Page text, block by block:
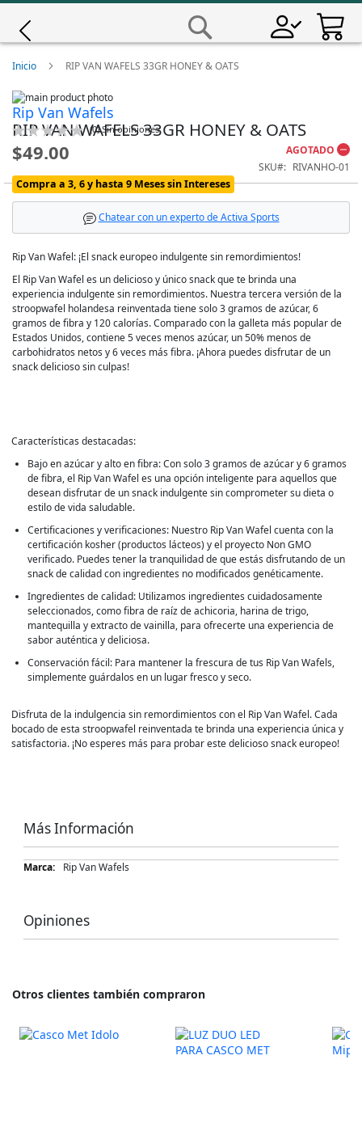
Saltar
Contenido
Inicio RIP VAN WAFELS 33GR HONEY & OATS
Skip
to
the
end
of
images
gallery
Skip
to
the
beginning
the
images
Rip Van Wafels
RIP VAN WAFELS 33GR HONEY & OATS
Calificación:
(0)Sin opiniones
$49.00
AGOTADO
SKU
RIVANHO-01
Compra a 3, 6 y hasta 9 Meses sin Intereses
Chatear con un experto de Activa Sports
Rip Van Wafel: ¡El snack europeo indulgente sin remordimientos!
El Rip Van Wafel es un delicioso y único snack que te brinda una
experiencia indulgente sin remordimientos. Nuestra tercera versión de la
stroopwafel holandesa reinventada tiene solo 3 gramos de azúcar, 6
gramos de fibra y 120 calorías. Comparado con la galleta más popular de
Estados Unidos, contiene 5 veces menos azúcar, un 50% menos de
carbohidratos netos y 6 veces más fibra. ¡Ahora puedes disfrutar de un
snack delicioso sin culpas!
Características destacadas:
Bajo en azúcar y alto en fibra: Con solo 3 gramos de azúcar y 6 gramos
de fibra, el Rip Van Wafel es una opción inteligente para aquellos que
desean disfrutar de un snack indulgente sin comprometer su dieta o
estilo de vida saludable.
Certificaciones y verificaciones: Nuestro Rip Van Wafel cuenta con la
certificación kosher (productos lácteos) y el proyecto Non GMO
verificado. Puedes tener la tranquilidad de que estás disfrutando de un
snack de calidad con ingredientes no modificados genéticamente.
Ingredientes de calidad: Utilizamos ingredientes cuidadosamente
seleccionados, como fibra de raíz de achicoria, harina de trigo,
mantequilla y extracto de vainilla, para ofrecerte una experiencia de
sabor auténtica y deliciosa.
Conservación fácil: Para mantener la frescura de tus Rip Van Wafels,
simplemente guárdalos en un lugar fresco y seco.
Disfruta de la indulgencia sin remordimientos con el Rip Van Wafel. Cada
bocado de esta stroopwafel reinventada te brinda una experiencia única y
satisfactoria. ¡No esperes más para probar este delicioso snack europeo!
Más Información
Más
Rip Van Wafels
Opiniones
Otros clientes también compraron
Giro
Iscali
Magene
MET